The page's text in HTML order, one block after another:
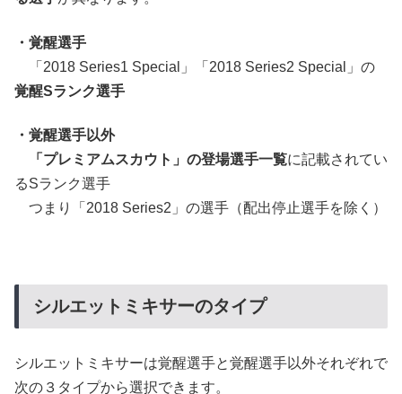
・覚醒選手
「2018 Series1 Special」「2018 Series2 Special」の
覚醒Sランク選手
・覚醒選手以外
「プレミアムスカウト」の登場選手一覧に記載されてい
るSランク選手
つまり「2018 Series2」の選手（配出停止選手を除く）
シルエットミキサーのタイプ
シルエットミキサーは覚醒選手と覚醒選手以外それぞれで
次の３タイプから選択できます。